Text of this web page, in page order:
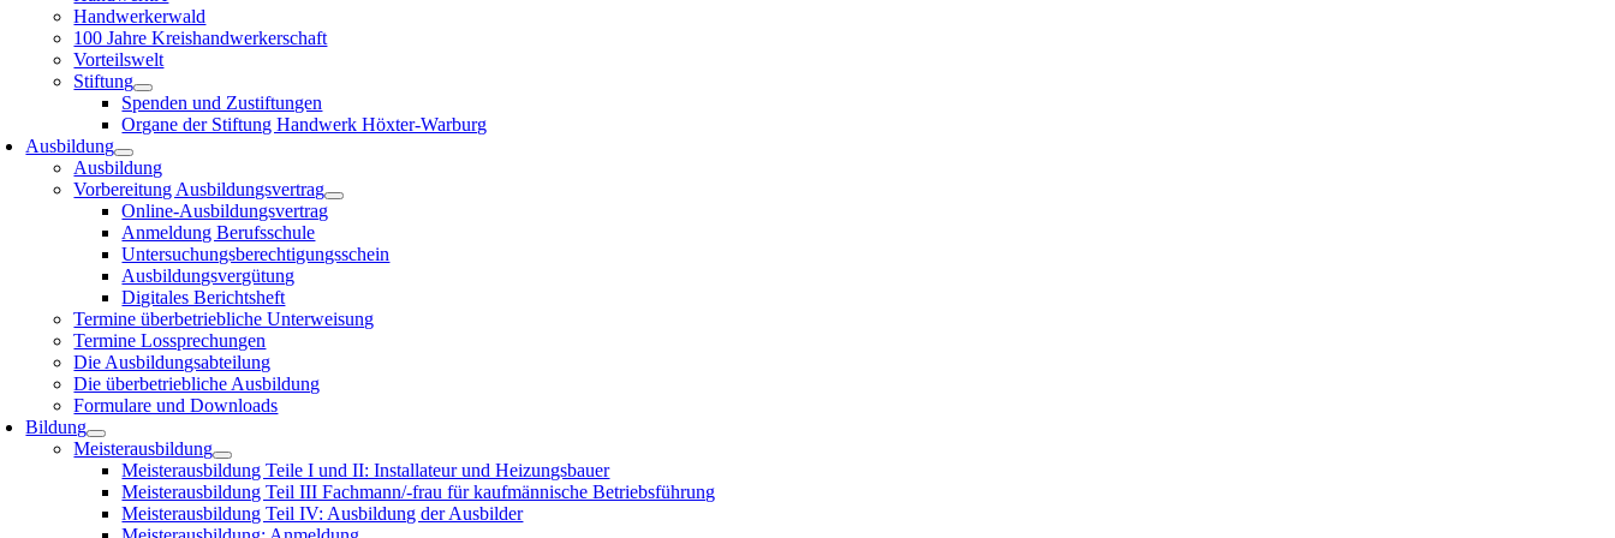
Handwerkerwald
100 Jahre Kreishandwerkerschaft
Vorteilswelt
Stiftung
Spenden und Zustiftungen
Organe der Stiftung Handwerk Höxter-Warburg
Ausbildung
Ausbildung
Vorbereitung Ausbildungsvertrag
Online-Ausbildungsvertrag
Anmeldung Berufsschule
Untersuchungsberechtigungsschein
Ausbildungsvergütung
Digitales Berichtsheft
Termine überbetriebliche Unterweisung
Termine Lossprechungen
Die Ausbildungsabteilung
Die überbetriebliche Ausbildung
Formulare und Downloads
Bildung
Meisterausbildung
Meisterausbildung Teile I und II: Installateur und Heizungsbauer
Meisterausbildung Teil III Fachmann/-frau für kaufmännische Betriebsführung
Meisterausbildung Teil IV: Ausbildung der Ausbilder